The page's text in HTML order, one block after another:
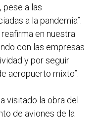
pese a las
a la pandemia”.
en nuestra
con las empresas
y por seguir
aeropuerto mixto”.
visitado la obra del
de aviones de la